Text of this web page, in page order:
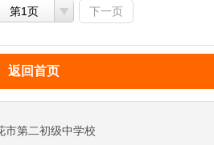
第1页 下一页
返回首页
市第二初级中学校